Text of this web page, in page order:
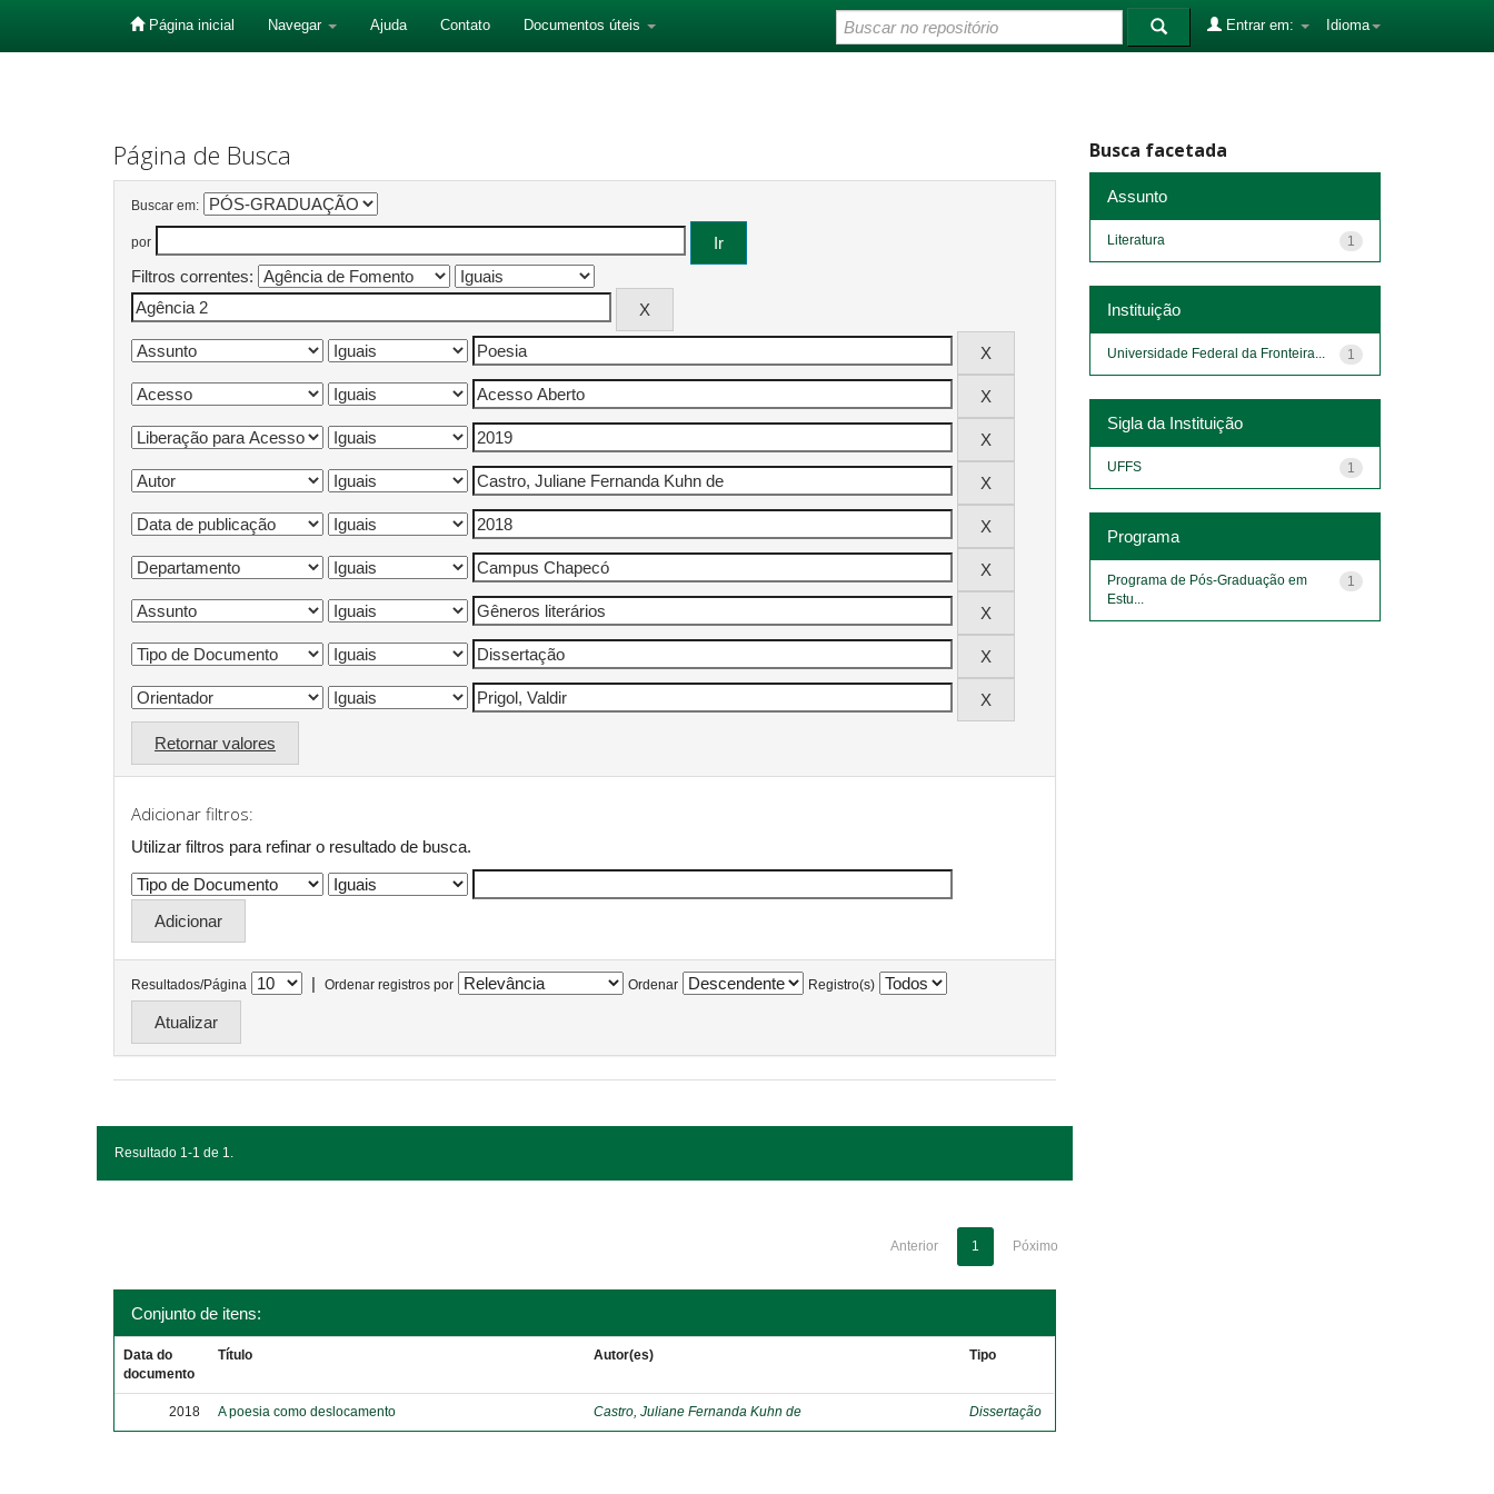
Página inicial Navegar Ajuda Contato Documentos úteis Idioma
Entrar em:
Página de Busca
Buscar em:
por
Filtros correntes:
Retornar valores
Adicionar filtros:
Utilizar filtros para refinar o resultado de busca.
Resultados/Página | Ordenar registros por Ordenar Registro(s)
Resultado 1-1 de 1.
Anterior 1 Póximo
Conjunto de itens:
Data do
documento
Título Autor(es) Tipo
2018 A poesia como deslocamento Castro, Juliane Fernanda Kuhn de Dissertação
Busca facetada
Assunto
1
Literatura
Instituição
1
Universidade Federal da Fronteira...
Sigla da Instituição
1
UFFS
Programa
1
Programa de Pós-Graduação em
Estu...